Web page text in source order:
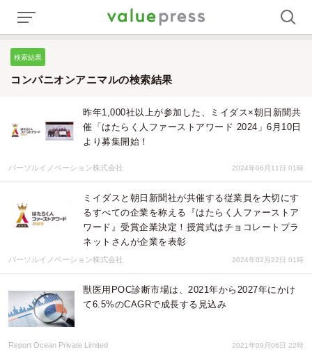
検索結果
コンパニオンアニマルの検索結果
昨年1,000社以上が参加した、ミイダス×朝日新聞共
催「はたらく人ファーストアワード 2024」6月10日
より募集開始！
パーソルイノベーション株式会社 2024年06月11日 01時
ミイダスと朝日新聞社が共催する従業員を大切にす
るすべての企業を称える『はたらく人ファーストア
ワード』受賞企業決定！授賞式はチョコレートプラ
ネットさんが企業を表彰
パーソルイノベーション株式会社 2024年02月22日 01時
獣医用POC診断市場は、2021年から2027年にかけ
て6.5%のCAGRで成長する見込み
Report Ocean Private Limited 2021年09月06日 22時